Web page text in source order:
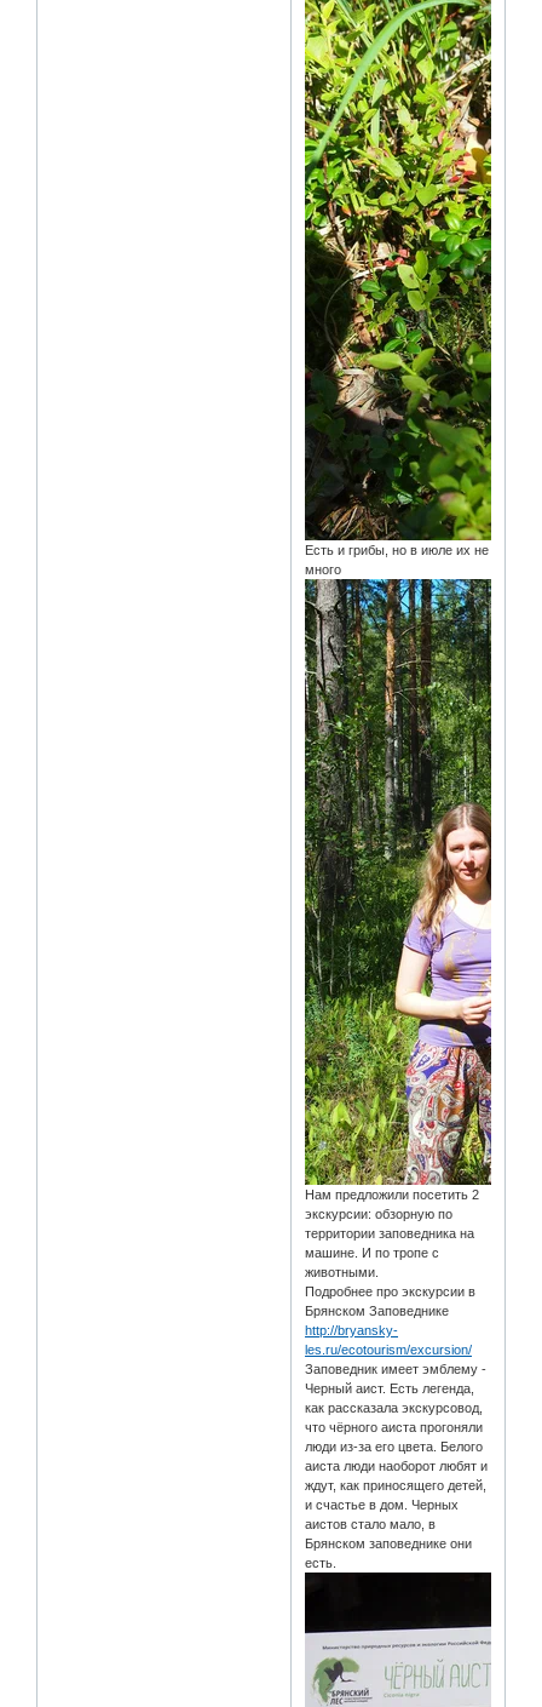
Есть и грибы, но в июле их не
много
Нам предложили посетить 2
экскурсии: обзорную по
территории заповедника на
машине. И по тропе с
животными.
Подробнее про экскурсии в
Брянском Заповеднике
http://bryansky-
les.ru/ecotourism/excursion/
Заповедник имеет эмблему -
Черный аист. Есть легенда,
как рассказала экскурсовод,
что чёрного аиста прогоняли
люди из-за его цвета. Белого
аиста люди наоборот любят и
ждут, как приносящего детей,
и счастье в дом. Черных
аистов стало мало, в
Брянском заповеднике они
есть.